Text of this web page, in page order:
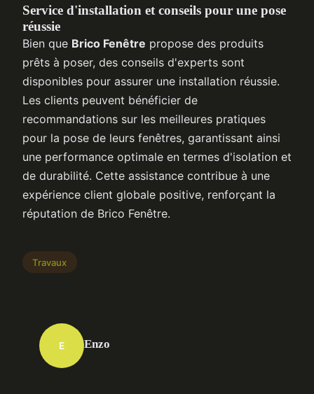
Service d'installation et conseils pour une pose
réussie
Bien que Brico Fenêtre propose des produits
prêts à poser, des conseils d'experts sont
disponibles pour assurer une installation réussie.
Les clients peuvent bénéficier de
recommandations sur les meilleures pratiques
pour la pose de leurs fenêtres, garantissant ainsi
une performance optimale en termes d'isolation et
de durabilité. Cette assistance contribue à une
expérience client globale positive, renforçant la
réputation de Brico Fenêtre.
Travaux
E Enzo